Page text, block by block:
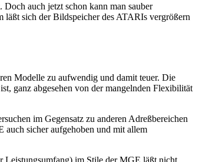
auch jetzt schon kann man sauber
sich der Bildspeicher des ATARIs vergrößern
Modelle zu aufwendig und damit teuer. Die
ganz abgesehen von der mangelnden Flexibilität
im Gegensatz zu anderen Adreßbereichen
sicher aufgehoben und mit allem
Leistungsumfang) im Stile der MGE läßt nicht